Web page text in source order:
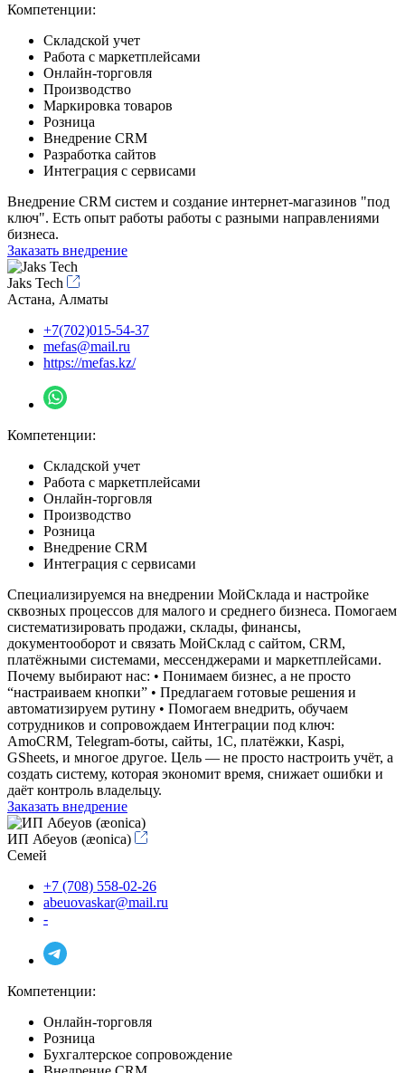
Компетенции:
Складской учет
Работа с маркетплейсами
Онлайн-торговля
Производство
Маркировка товаров
Розница
Внедрение CRM
Разработка сайтов
Интеграция с сервисами
Внедрение CRM систем и создание интернет-магазинов "под
ключ". Есть опыт работы работы с разными направлениями
бизнеса.
Заказать внедрение
Jaks Tech
Астана, Алматы
+7(702)015-54-37
mefas@mail.ru
https://mefas.kz/
Компетенции:
Складской учет
Работа с маркетплейсами
Онлайн-торговля
Производство
Розница
Внедрение CRM
Интеграция с сервисами
Специализируемся на внедрении МойСклада и настройке
сквозных процессов для малого и среднего бизнеса. Помогаем
систематизировать продажи, склады, финансы,
документооборот и связать МойСклад с сайтом, CRM,
платёжными системами, мессенджерами и маркетплейсами.
Почему выбирают нас: • Понимаем бизнес, а не просто
“настраиваем кнопки” • Предлагаем готовые решения и
автоматизируем рутину • Помогаем внедрить, обучаем
сотрудников и сопровождаем Интеграции под ключ:
AmoCRM, Telegram-боты, сайты, 1С, платёжки, Kaspi,
GSheets, и многое другое. Цель — не просто настроить учёт, а
создать систему, которая экономит время, снижает ошибки и
даёт контроль владельцу.
Заказать внедрение
ИП Абеуов (æonica)
Семей
+7 (708) 558-02-26
abeuovaskar@mail.ru
-
Компетенции:
Онлайн-торговля
Розница
Бухгалтерское сопровождение